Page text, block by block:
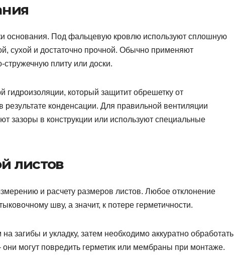
основания. Под фальцевую кровлю используют сплошную
сухой и достаточно прочной. Обычно применяют
плиту или доски.
гидроизоляции, который защитит обрешетку от
конденсации. Для правильной вентиляции
зазоры в конструкции или используют специальные
листов
и расчету размеров листов. Любое отклонение
шву, а значит, к потере герметичности.
загибы и укладку, затем необходимо аккуратно обработать
могут повредить герметик или мембраны при монтаже.